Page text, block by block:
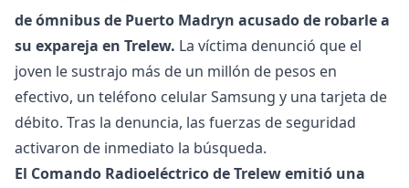
de ómnibus de Puerto Madryn acusado de robarle a
su expareja en Trelew. La víctima denunció que el
joven le sustrajo más de un millón de pesos en
efectivo, un teléfono celular Samsung y una tarjeta de
débito. Tras la denuncia, las fuerzas de seguridad
activaron de inmediato la búsqueda.
El Comando Radioeléctrico de Trelew emitió una